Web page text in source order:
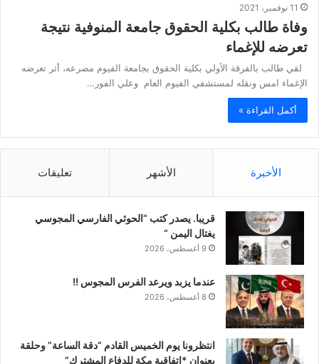
11 نوفمبر، 2021
وفاة طالب بكلية الحقوق جامعة المنوفية نتيجة
تعرضه للإغماء
لقي طالب بالفرقة الأولي بكلية الحقوق بجامعة الفيوم مصرعه، أثر تعرضه
الإغماء امس ونقله لمستشفي الفيوم العام وعلي الفور…
أكمل القراءة »
الأخيرة الأشهر تعليقات
قريبا. يصدر كتب “الحوثي الفارسي المجوسي
يغتال اليمن “
9 أغسطس، 2026
عندما يزبد ويرعد الفرس المجوس !!
8 أغسطس، 2026
انتظرونا يوم الخميس القادم “دقة الساعة” وحلقة
بعنوان *اتفاقية مكة للدفاع المشترك”